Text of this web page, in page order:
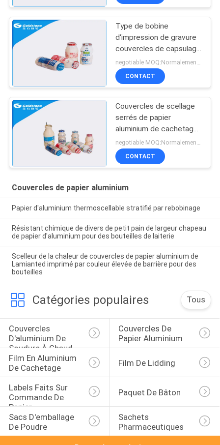
Type de bobine
d'impression de gravure
couvercles de capsulage
en aluminium d'aluminium
de soudure à chaud pour
des bouteilles de HDPE
CONTACT
Couvercles de scellage
serrés de papier
aluminium de cachetage
de Rollstock pour toutes
les bouteilles en
plastique
CONTACT
Couvercles de papier aluminium
Papier d'aluminium thermoscellable stratifié par rebobinage
Résistant chimique de divers de petit pain de largeur chapeau
de papier d'aluminium pour des bouteilles de laiterie
Scelleur de la chaleur de couvercles de papier aluminium de
Lamianted imprimé par couleur élevée de barrière pour des
bouteilles
Catégories populaires Tous
Couvercles
D'aluminium De
Soudure À Chaud
Couvercles De
Papier Aluminium
Film En Aluminium
De Cachetage
Film De Lidding
Labels Faits Sur
Commande De
Papier
Paquet De Bâton
Sacs D'emballage
De Poudre
Sachets
Pharmaceutiques